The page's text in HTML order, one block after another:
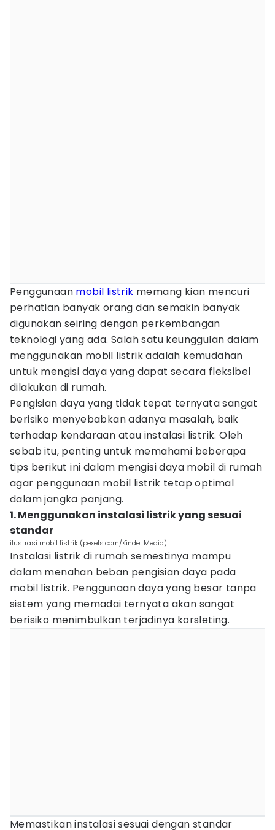
Penggunaan mobil listrik memang kian mencuri
perhatian banyak orang dan semakin banyak
digunakan seiring dengan perkembangan
teknologi yang ada. Salah satu keunggulan dalam
menggunakan mobil listrik adalah kemudahan
untuk mengisi daya yang dapat secara fleksibel
dilakukan di rumah.
Pengisian daya yang tidak tepat ternyata sangat
berisiko menyebabkan adanya masalah, baik
terhadap kendaraan atau instalasi listrik. Oleh
sebab itu, penting untuk memahami beberapa
tips berikut ini dalam mengisi daya mobil di rumah
agar penggunaan mobil listrik tetap optimal
dalam jangka panjang.
1. Menggunakan instalasi listrik yang sesuai
standar
ilustrasi mobil listrik (pexels.com/Kindel Media)
Instalasi listrik di rumah semestinya mampu
dalam menahan beban pengisian daya pada
mobil listrik. Penggunaan daya yang besar tanpa
sistem yang memadai ternyata akan sangat
berisiko menimbulkan terjadinya korsleting.
Memastikan instalasi sesuai dengan standar